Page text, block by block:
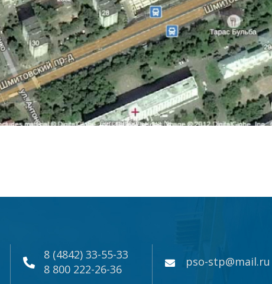
8 (4842) 33-55-33
8 800 222-26-36
pso-stp@mail.ru